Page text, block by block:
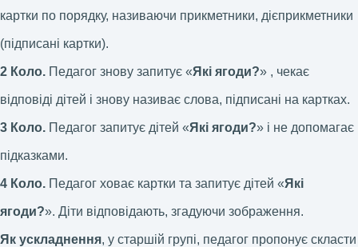
картки по порядку, називаючи прикметники, дієприкметники
(підписані картки).
2 Коло. Педагог знову запитує «Які ягоди?» , чекає
відповіді дітей і знову називає слова, підписані на картках.
3 Коло. Педагог запитує дітей «Які ягоди?» і не допомагає
підказками.
4 Коло. Педагог ховає картки та запитує дітей «Які
ягоди?». Діти відповідають, згадуючи зображення.
Як ускладнення, у старшій групі, педагог пропонує скласти